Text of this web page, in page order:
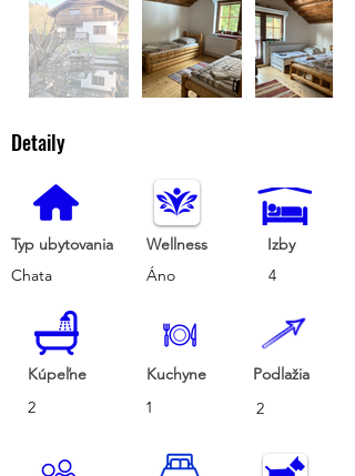
Detaily
Typ ubytovania
Chata
Kúpeľne
2
Wellness
Áno
Kuchyne
1
Izby
4
Podlažia
2